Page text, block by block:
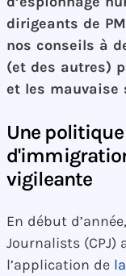
dirigeants de
nos conseils à
(et des autres)
et les mauvaise
Une
vigileante
En début
Journalists (CPJ)
l’application de